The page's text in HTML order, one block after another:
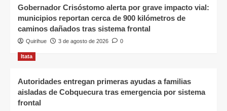
Gobernador Crisóstomo alerta por grave impacto vial:
municipios reportan cerca de 900 kilómetros de
caminos dañados tras sistema frontal
Quirihue 3 de agosto de 2026 0
Itata
Autoridades entregan primeras ayudas a familias
aisladas de Cobquecura tras emergencia por sistema
frontal